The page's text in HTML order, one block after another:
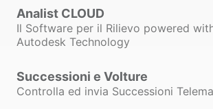
Analist CLOUD
Il Software per il Rilievo powered
Autodesk Technology
Successioni e Volture
Controlla ed invia Successioni
È sempre aggiornato alle
Sicuro puoi redigere PSC,
dell’Opera, Diagramma di Gantt,